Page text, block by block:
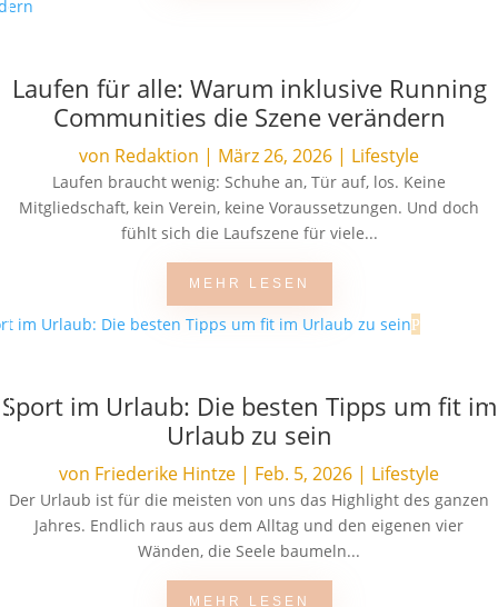
Laufen für alle: Warum inklusive Running
Communities die Szene verändern
von Redaktion | März 26, 2026 | Lifestyle
Laufen braucht wenig: Schuhe an, Tür auf, los. Keine
Mitgliedschaft, kein Verein, keine Voraussetzungen. Und doch
fühlt sich die Laufszene für viele...
MEHR LESEN
Sport im Urlaub: Die besten Tipps um fit im
Urlaub zu sein
von Friederike Hintze | Feb. 5, 2026 | Lifestyle
Der Urlaub ist für die meisten von uns das Highlight des ganzen
Jahres. Endlich raus aus dem Alltag und den eigenen vier
Wänden, die Seele baumeln...
MEHR LESEN